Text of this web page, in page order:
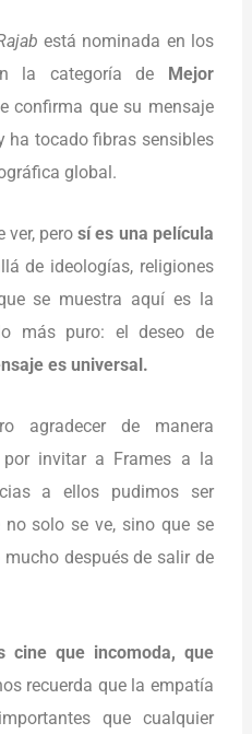
está nominada en los
la categoría de Mejor
confirma que su mensaje
ha tocado fibras sensibles
global.
ver, pero sí es una película
de ideologías, religiones
se muestra aquí es la
más puro: el deseo de
es universal.
agradecer de manera
por invitar a Frames a la
a ellos pudimos ser
solo se ve, sino que se
después de salir de
cine que incomoda, que
recuerda que la empatía
que cualquier